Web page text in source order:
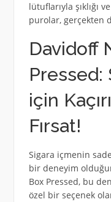
lütuflarıyla şıklığı
purolar, gerçekten
Davidoff
Pressed:
için
Fırsat!
Sigara içmenin
bir deneyim
Box Pressed, bu
özel bir seçenek